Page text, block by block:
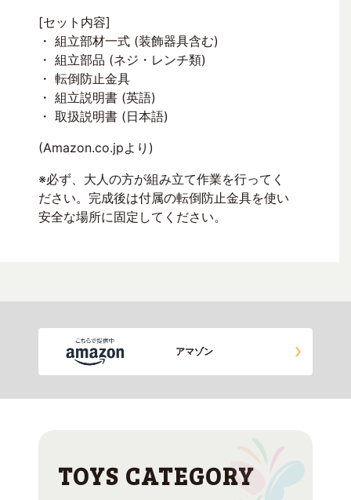
[セット内容]
・ 組立部材一式 (装飾器具含む)
・ 組立部品 (ネジ・レンチ類)
・ 転倒防止金具
・ 組立説明書 (英語)
・ 取扱説明書 (日本語)
(Amazon.co.jpより)
※必ず、大人の方が組み立て作業を行ってく
ださい。完成後は付属の転倒防止金具を使い
安全な場所に固定してください。
アマゾン